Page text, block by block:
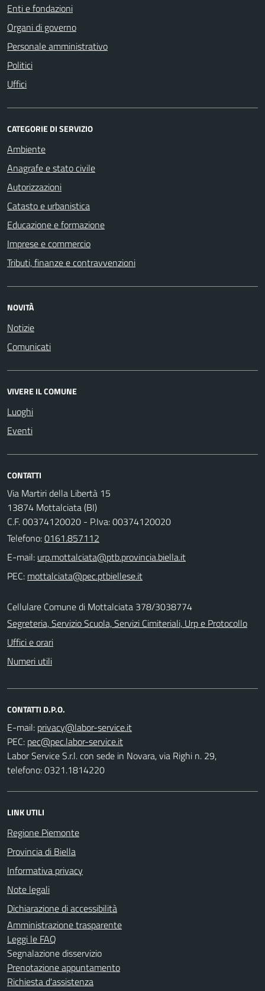
Enti e fondazioni
Organi di governo
Personale amministrativo
Politici
Uffici
CATEGORIE DI SERVIZIO
Ambiente
Anagrafe e stato civile
Autorizzazioni
Catasto e urbanistica
Educazione e formazione
Imprese e commercio
Tributi, finanze e contravvenzioni
NOVITÀ
Notizie
Comunicati
VIVERE IL COMUNE
Luoghi
Eventi
CONTATTI
Via Martiri della Libertà 15
13874 Mottalciata (BI)
C.F. 00374120020 - P.Iva: 00374120020
Telefono:0161.857112
E-mail:
PEC:
Cellulare Comune di Mottalciata 378/3038774
Segreteria, Servizio Scuola, Servizi Cimiteriali, Urp e Protocollo
Uffici e orari
Numeri utili
CONTATTI D.P.O.
E-mail:
PEC:
Labor Service S.r.l. con sede in Novara, via Righi n. 29,
telefono: 0321.1814220
LINK UTILI
Regione Piemonte
Provincia di Biella
Informativa privacy
Note legali
Dichiarazione di accessibilità
Amministrazione trasparente
Leggi le FAQ
Segnalazione disservizio
Prenotazione appuntamento
Richiesta d'assistenza